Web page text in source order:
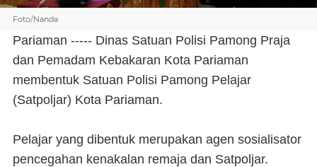
Foto/Nanda
Pariaman ----- Dinas Satuan Polisi Pamong Praja
dan Pemadam Kebakaran Kota Pariaman
membentuk Satuan Polisi Pamong Pelajar
(Satpoljar) Kota Pariaman.
Pelajar yang dibentuk merupakan agen sosialisator
pencegahan kenakalan remaja dan Satpoljar.